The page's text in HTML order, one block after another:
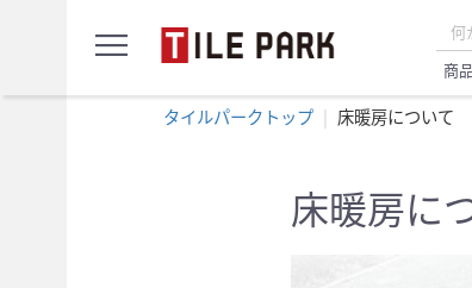
menu 商
ン
プ
カ
タイルパークトップ 床暖房について
床暖房に